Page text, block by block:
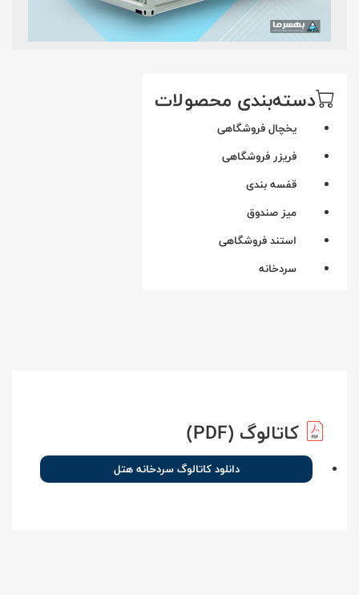
دسته‌بندی محصولات
یخچال فروشگاهی
فریزر فروشگاهی
قفسه بندی
میز صندوق
استند فروشگاهی
سردخانه
کاتالوگ (PDF)
دانلود کاتالوگ سردخانه هتل